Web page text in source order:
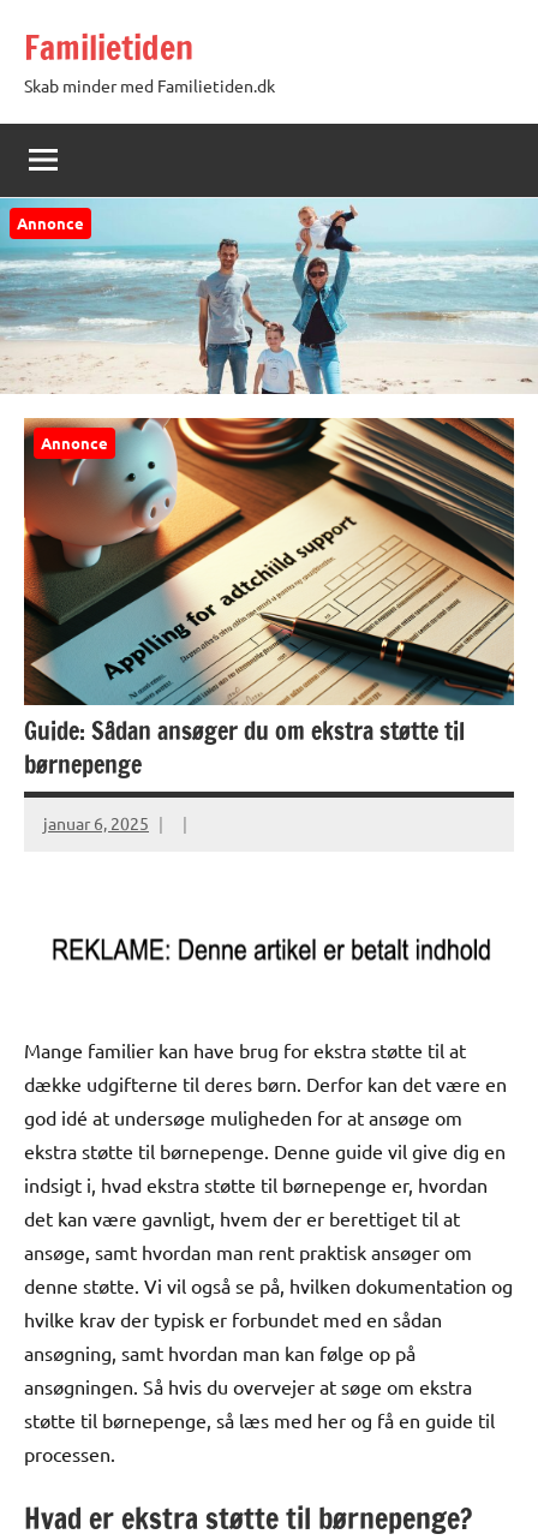
indhold
Familietiden
Skab minder med Familietiden.dk
Annonce
Annonce
Guide: Sådan ansøger du om ekstra støtte til
børnepenge
januar 6, 2025
Mange familier kan have brug for ekstra støtte til at
dække udgifterne til deres børn. Derfor kan det være en
god idé at undersøge muligheden for at ansøge om
ekstra støtte til børnepenge. Denne guide vil give dig en
indsigt i, hvad ekstra støtte til børnepenge er, hvordan
det kan være gavnligt, hvem der er berettiget til at
ansøge, samt hvordan man rent praktisk ansøger om
denne støtte. Vi vil også se på, hvilken dokumentation og
hvilke krav der typisk er forbundet med en sådan
ansøgning, samt hvordan man kan følge op på
ansøgningen. Så hvis du overvejer at søge om ekstra
støtte til børnepenge, så læs med her og få en guide til
processen.
Hvad er ekstra støtte til børnepenge?